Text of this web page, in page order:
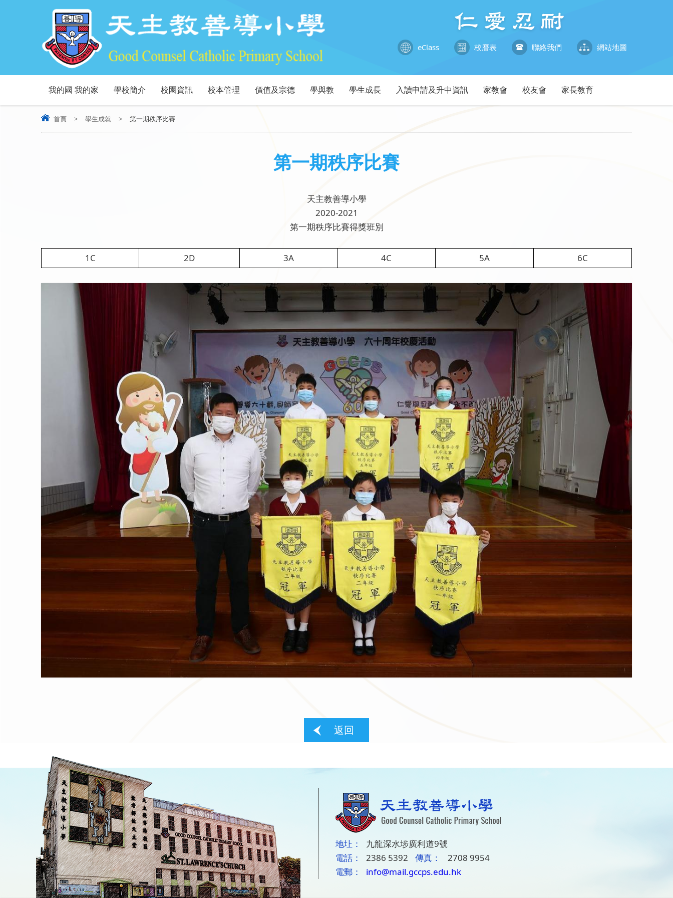
eClass 校曆表 聯絡我們 網站地圖
我的國 我的家 學校簡介 校園資訊 校本管理 價值及宗德 學與教 學生成長 入讀申請及升中資訊 家教會 校友會 家長教育
首頁 > 學生成就 > 第一期秩序比賽
第一期秩序比賽
天主教善導小學
2020-2021
第一期秩序比賽得獎班別
1C 2D 3A 4C 5A 6C
返回
地圵：
九龍深水埗廣利道9號
電話：
2386 5392 傳真：
2708 9954
電郵：
info@mail.gccps.edu.hk